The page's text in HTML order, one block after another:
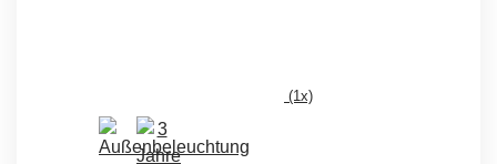
(1x)